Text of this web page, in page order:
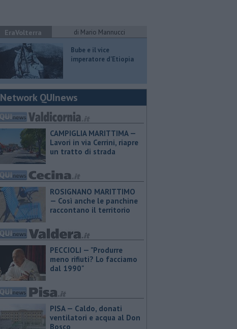
EraVolterra di Mario Mannucci
​Bube e il vice
imperatore d'Etiopia
Network QUInews
CAMPIGLIA MARITTIMA —
Lavori in via Cerrini, riapre
un tratto di strada
ROSIGNANO MARITTIMO
— Così anche le panchine
raccontano il territorio
PECCIOLI — "Produrre
meno rifiuti? Lo facciamo
dal 1990"
PISA — Caldo, donati
ventilatori e acqua al Don
Bosco